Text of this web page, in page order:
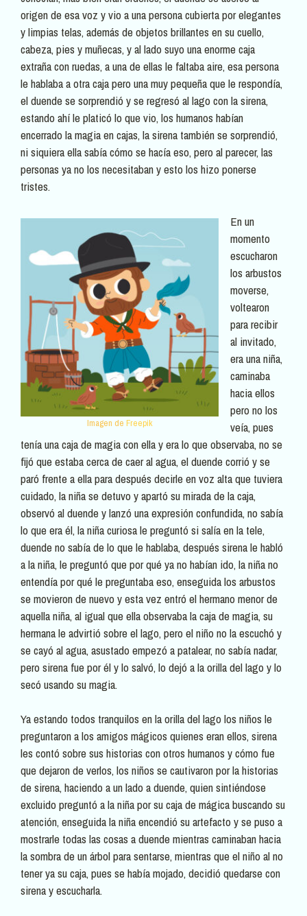
origen de esa voz y vio a una persona cubierta por elegantes
y limpias telas, además de objetos brillantes en su cuello,
cabeza, pies y muñecas, y al lado suyo una enorme caja
extraña con ruedas, a una de ellas le faltaba aire, esa persona
le hablaba a otra caja pero una muy pequeña que le respondía,
el duende se sorprendió y se regresó al lago con la sirena,
estando ahí le platicó lo que vio, los humanos habían
encerrado la magia en cajas, la sirena también se sorprendió,
ni siquiera ella sabía cómo se hacía eso, pero al parecer, las
personas ya no los necesitaban y esto los hizo ponerse
tristes.
Imagen de Freepik
En un
momento
escucharon
los arbustos
moverse,
voltearon
para recibir
al invitado,
era una niña,
caminaba
hacia ellos
pero no los
veía, pues
tenía una caja de magia con ella y era lo que observaba, no se
fijó que estaba cerca de caer al agua, el duende corrió y se
paró frente a ella para después decirle en voz alta que tuviera
cuidado, la niña se detuvo y apartó su mirada de la caja,
observó al duende y lanzó una expresión confundida, no sabía
lo que era él, la niña curiosa le preguntó si salía en la tele,
duende no sabía de lo que le hablaba, después sirena le habló
a la niña, le preguntó que por qué ya no habían ido, la niña no
entendía por qué le preguntaba eso, enseguida los arbustos
se movieron de nuevo y esta vez entró el hermano menor de
aquella niña, al igual que ella observaba la caja de magia, su
hermana le advirtió sobre el lago, pero el niño no la escuchó y
se cayó al agua, asustado empezó a patalear, no sabía nadar,
pero sirena fue por él y lo salvó, lo dejó a la orilla del lago y lo
secó usando su magia.
Ya estando todos tranquilos en la orilla del lago los niños le
preguntaron a los amigos mágicos quienes eran ellos, sirena
les contó sobre sus historias con otros humanos y cómo fue
que dejaron de verlos, los niños se cautivaron por la historias
de sirena, haciendo a un lado a duende, quien sintiéndose
excluido preguntó a la niña por su caja de mágica buscando su
atención, enseguida la niña encendió su artefacto y se puso a
mostrarle todas las cosas a duende mientras caminaban hacia
la sombra de un árbol para sentarse, mientras que el niño al no
tener ya su caja, pues se había mojado, decidió quedarse con
sirena y escucharla.